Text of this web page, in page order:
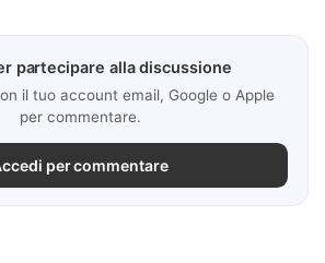
partecipare alla discussione
il tuo account email, Google o Apple
per commentare.
per commentare